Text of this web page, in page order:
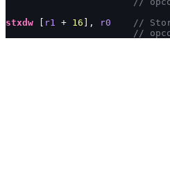
stxdw
r1 + 16 ], r0
//
//